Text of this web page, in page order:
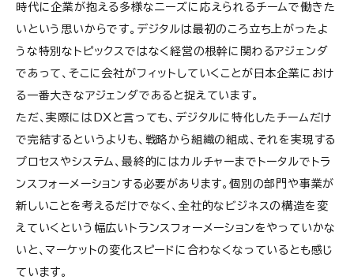
時代に企業が抱える多様なニーズに応えられるチームで働きた
いという思いからです。デジタルは最初のころ立ち上がったよ
うな特別なトピックスではなく経営の根幹に関わるアジェンダ
であって、そこに会社がフィットしていくことが日本企業におけ
る一番大きなアジェンダであると捉えています。
ただ、実際にはDXと言っても、デジタルに特化したチームだけ
で完結するというよりも、戦略から組織の組成、それを実現する
プロセスやシステム、最終的にはカルチャーまでトータルでトラ
ンスフォーメーションする必要があります。個別の部門や事業が
新しいことを考えるだけでなく、全社的なビジネスの構造を変
えていくという幅広いトランスフォーメーションをやっていかな
いと、マーケットの変化スピードに合わなくなっているとも感じ
ています。